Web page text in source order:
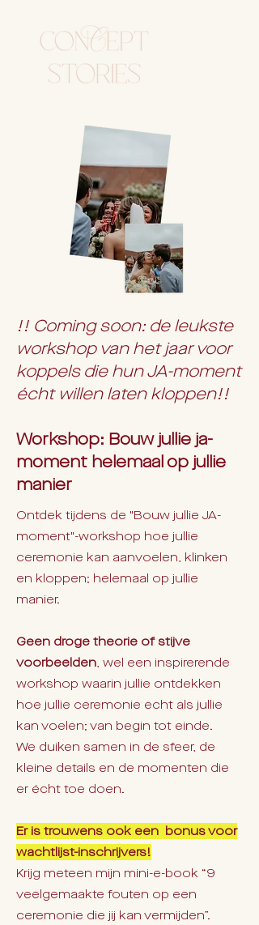
!! Coming soon: de leukste
workshop van het jaar voor
koppels die hun JA-moment
écht willen laten kloppen!!
Workshop: Bouw jullie ja-
moment helemaal op jullie
manier
Ontdek tijdens de "Bouw jullie JA-
moment"-workshop hoe jullie
ceremonie kan aanvoelen, klinken
en kloppen; helemaal op jullie
manier.
Geen droge theorie of stijve
voorbeelden, wel een inspirerende
workshop waarin jullie ontdekken
hoe jullie ceremonie echt als jullie
kan voelen; van begin tot einde.
We duiken samen in de sfeer, de
kleine details en de momenten die
er écht toe doen.
Er is trouwens ook een bonus voor
wachtlijst-inschrijvers!
Krijg meteen mijn mini-e-book “9
veelgemaakte fouten op een
ceremonie die jij kan vermijden”.